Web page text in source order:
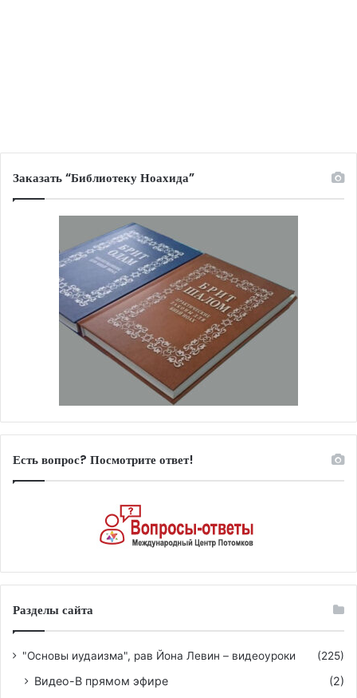
Заказать “Библиотеку Ноахида”
Есть вопрос? Посмотрите ответ!
Разделы сайта
"Основы иудаизма", рав Йона Левин – видеоуроки (225)
Видео-В прямом эфире
(2)